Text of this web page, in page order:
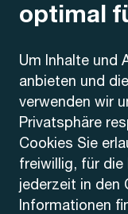
optimal
Um Inhalte und
anbieten und
verwenden wir
Privatsphäre
Cookies Sie
freiwillig, für die
jederzeit in den
Informationen
AREMO
Busbetrieb
4500 Solothurn
Telefon
+41 32 622 37